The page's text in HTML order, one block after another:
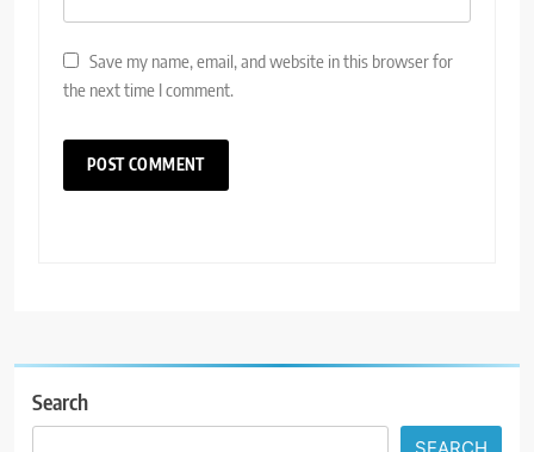
Save my name, email, and website in this browser for
the next time I comment.
Search
SEARCH